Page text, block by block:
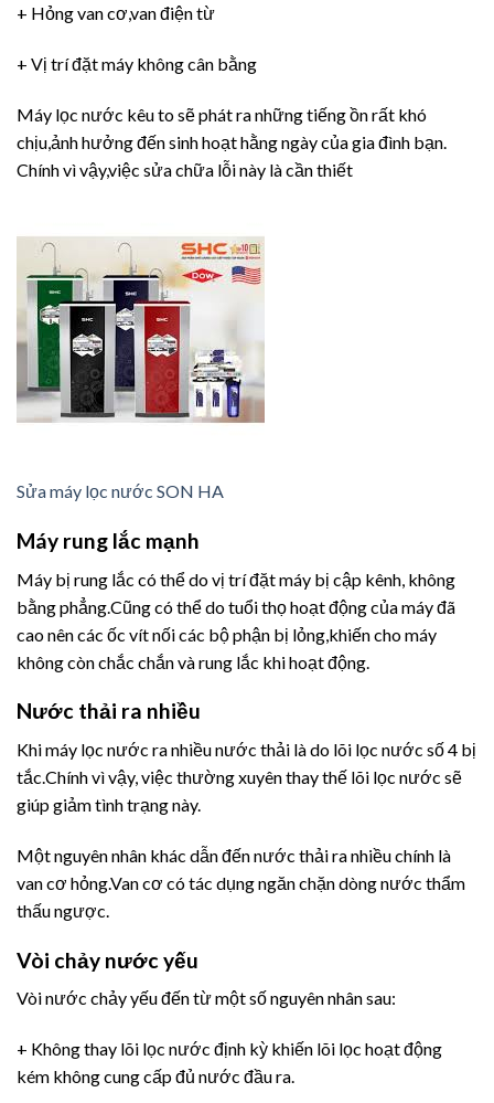
+ Hỏng van cơ,van điện từ
+ Vị trí đặt máy không cân bằng
Máy lọc nước kêu to sẽ phát ra những tiếng ồn rất khó
chịu,ảnh hưởng đến sinh hoạt hằng ngày của gia đình bạn.
Chính vì vậy,việc sửa chữa lỗi này là cần thiết
Sửa máy lọc nước SON HA
Máy rung lắc mạnh
Máy bị rung lắc có thể do vị trí đặt máy bị cập kênh, không
bằng phẳng.Cũng có thể do tuổi thọ hoạt động của máy đã
cao nên các ốc vít nối các bộ phận bị lỏng,khiến cho máy
không còn chắc chắn và rung lắc khi hoạt động.
Nước thải ra nhiều
Khi máy lọc nước ra nhiều nước thải là do lõi lọc nước số 4 bị
tắc.Chính vì vậy, việc thường xuyên thay thế lõi lọc nước sẽ
giúp giảm tình trạng này.
Một nguyên nhân khác dẫn đến nước thải ra nhiều chính là
van cơ hỏng.Van cơ có tác dụng ngăn chặn dòng nước thẩm
thấu ngược.
Vòi chảy nước yếu
Vòi nước chảy yếu đến từ một số nguyên nhân sau:
+ Không thay lõi lọc nước định kỳ khiến lõi lọc hoạt động
kém không cung cấp đủ nước đầu ra.